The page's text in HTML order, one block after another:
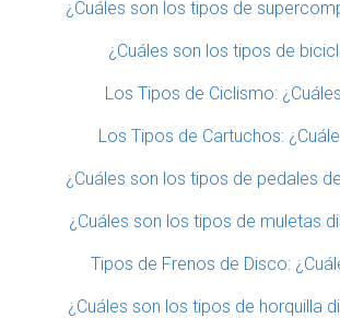
¿Cuáles son los tipos de
¿Cuáles son los tipos de
Los Tipos de Ciclismo:
Los Tipos de Cartuchos:
¿Cuáles son los tipos de pedales
¿Cuáles son los tipos de muletas
Tipos de Frenos de Disco:
¿Cuáles son los tipos de horquilla